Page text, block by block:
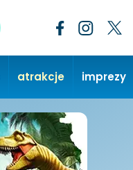
atrakcje imprezy